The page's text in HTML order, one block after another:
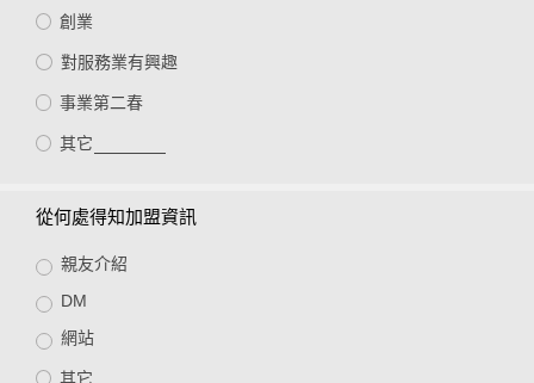
創業
對服務業有興趣
事業第二春
其它
從何處得知加盟資訊
親友介紹
DM
網站
其它